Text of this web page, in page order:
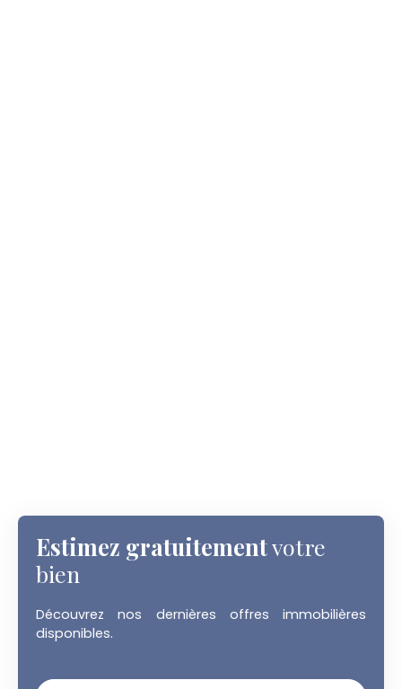
Estimez gratuitementvotre
bien
Découvrez nos dernières offres immobilières
disponibles.